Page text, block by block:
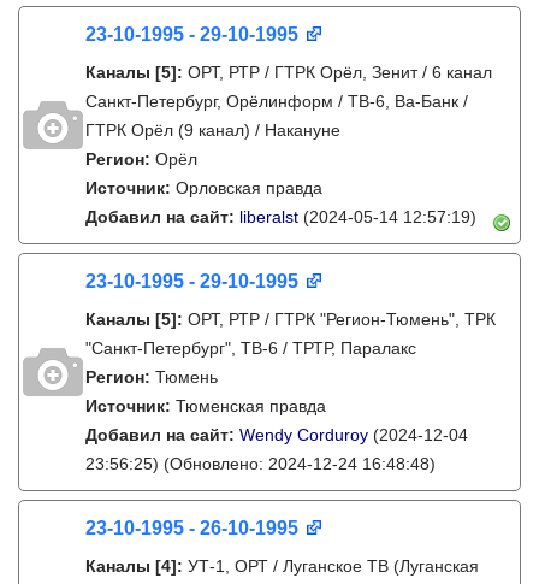
23-10-1995 - 29-10-1995
Каналы [5]: ОРТ, РТР / ГТРК Орёл, Зенит / 6 канал
Санкт-Петербург, Орёлинформ / ТВ-6, Ва-Банк /
ГТРК Орёл (9 канал) / Накануне
Регион: Орёл
Источник: Орловская правда
Добавил на сайт: liberalst (2024-05-14 12:57:19)
23-10-1995 - 29-10-1995
Каналы [5]: ОРТ, РТР / ГТРК "Регион-Тюмень", ТРК
"Санкт-Петербург", ТВ-6 / ТРТР, Паралакс
Регион: Тюмень
Источник: Тюменская правда
Добавил на сайт: Wendy Corduroy (2024-12-04
23:56:25) (Обновлено: 2024-12-24 16:48:48)
23-10-1995 - 26-10-1995
Каналы [4]: УТ-1, ОРТ / Луганское ТВ (Луганская